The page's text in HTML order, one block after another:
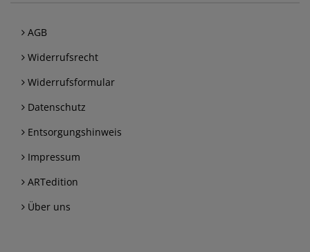
AGB
Widerrufsrecht
Widerrufsformular
Datenschutz
Entsorgungshinweis
Impressum
ARTedition
Über uns